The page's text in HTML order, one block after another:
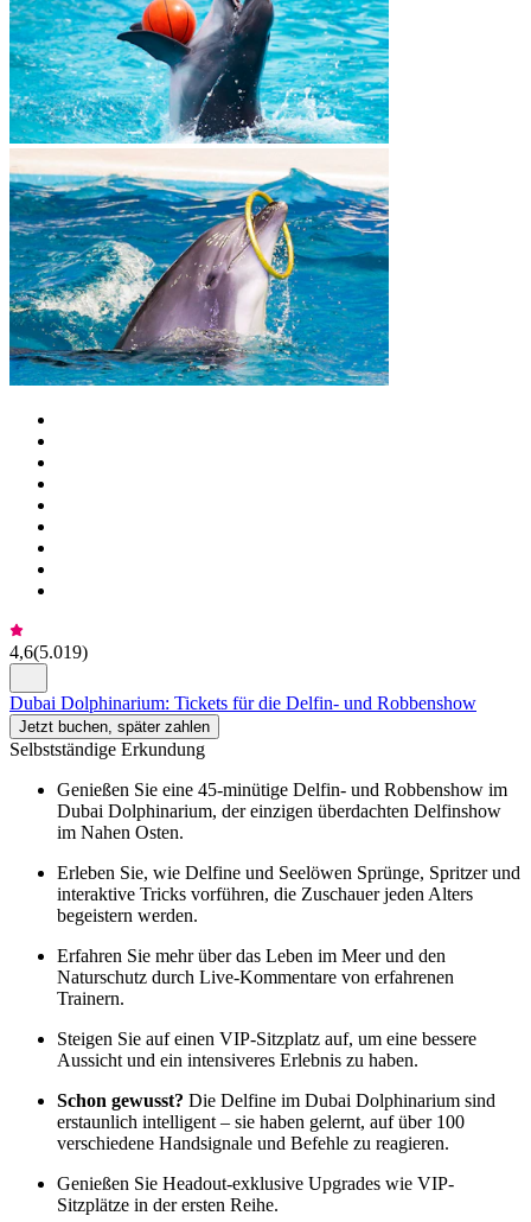
4,6(5.019)
Dubai Dolphinarium: Tickets für die Delfin- und Robbenshow
Jetzt buchen, später zahlen
Selbstständige Erkundung
Genießen Sie eine 45-minütige Delfin- und Robbenshow im
Dubai Dolphinarium, der einzigen überdachten Delfinshow
im Nahen Osten.
Erleben Sie, wie Delfine und Seelöwen Sprünge, Spritzer und
interaktive Tricks vorführen, die Zuschauer jeden Alters
begeistern werden.
Erfahren Sie mehr über das Leben im Meer und den
Naturschutz durch Live-Kommentare von erfahrenen
Trainern.
Steigen Sie auf einen VIP-Sitzplatz auf, um eine bessere
Aussicht und ein intensiveres Erlebnis zu haben.
Schon gewusst? Die Delfine im Dubai Dolphinarium sind
erstaunlich intelligent – sie haben gelernt, auf über 100
verschiedene Handsignale und Befehle zu reagieren.
Genießen Sie Headout-exklusive Upgrades wie VIP-
Sitzplätze in der ersten Reihe.